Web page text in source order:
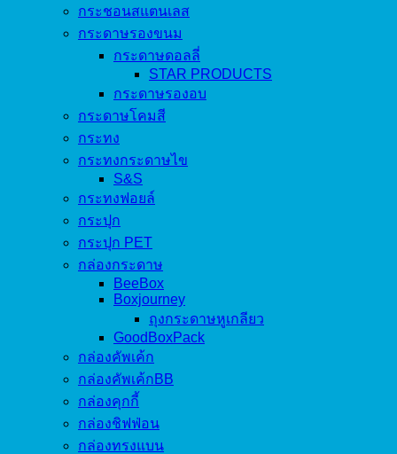
กระชอนสแตนเลส
กระดาษรองขนม
กระดาษดอลลี่
STAR PRODUCTS
กระดาษรองอบ
กระดาษโคมสี
กระทง
กระทงกระดาษไข
S&S
กระทงฟอยล์
กระปุก
กระปุก PET
กล่องกระดาษ
BeeBox
Boxjourney
ถุงกระดาษหูเกลียว
GoodBoxPack
กล่องคัพเค้ก
กล่องคัพเค้กBB
กล่องคุกกี้
กล่องชิฟฟ่อน
กล่องทรงแบน